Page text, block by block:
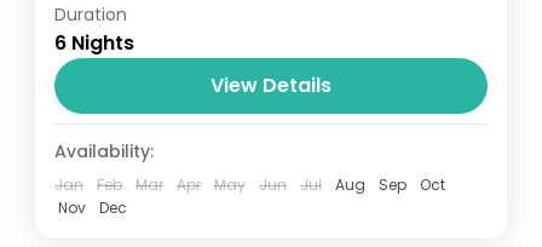
Travel is the movement of people between
relatively distant geographical locations,
and can involve travel by foot, bicycle,
automobile, train, boat, bus, airplane, or
other...
1 Person
Duration
6 Nights
View Details
Availability:
Jan Feb Mar Apr May Jun Jul Aug Sep
Oct
Nov
Dec